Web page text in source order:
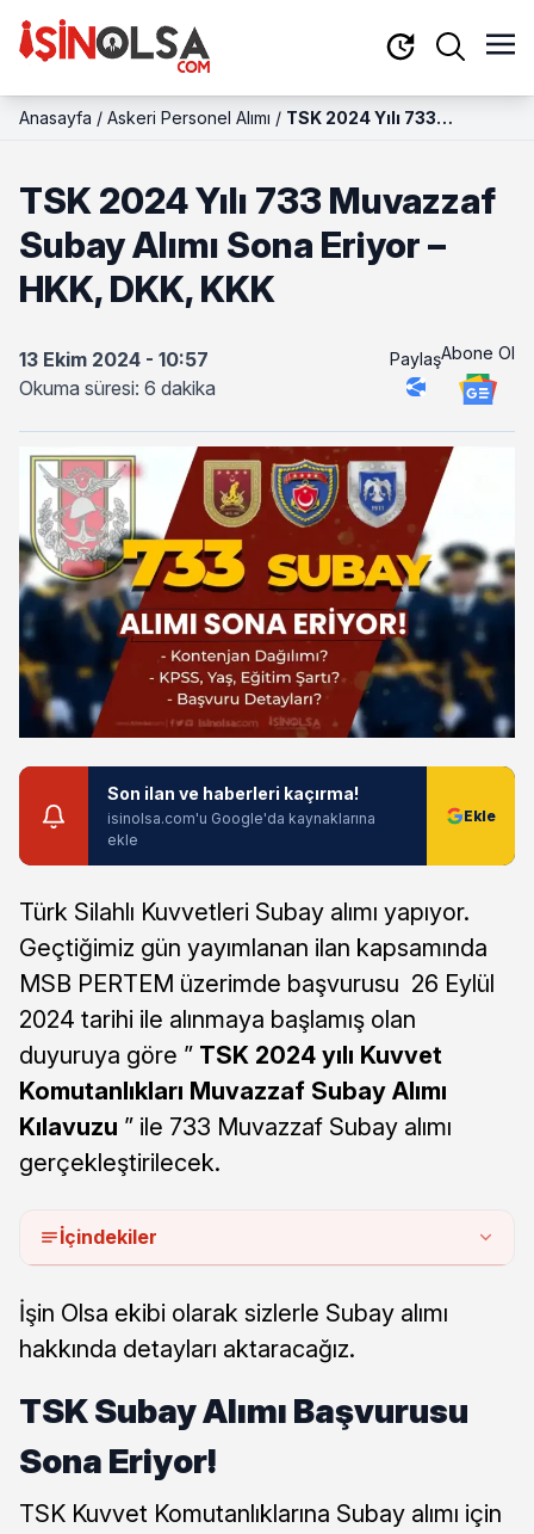
Anasayfa / Askeri Personel Alımı / TSK 2024 Yılı 733
KKK
TSK 2024 Yılı 733 Muvazzaf
Subay Alımı Sona Eriyor –
HKK, DKK, KKK
13 Ekim 2024 - 10:57
Okuma süresi: 6 dakika
PaylaşAbone Ol
Son ilan ve haberleri kaçırma!
isinolsa.com'u Google'da kaynaklarına
ekle
Türk Silahlı Kuvvetleri Subay alımı yapıyor.
Geçtiğimiz gün yayımlanan ilan kapsamında
MSB PERTEM üzerimde başvurusu 26 Eylül
2024 tarihi ile alınmaya başlamış olan
duyuruya göre ” TSK 2024 yılı Kuvvet
Komutanlıkları Muvazzaf Subay Alımı
Kılavuzu ” ile 733 Muvazzaf Subay alımı
gerçekleştirilecek.
İçindekiler
İşin Olsa ekibi olarak sizlerle Subay alımı
hakkında detayları aktaracağız.
TSK Subay Alımı Başvurusu
Sona Eriyor!
TSK Kuvvet Komutanlıklarına Subay alımı için